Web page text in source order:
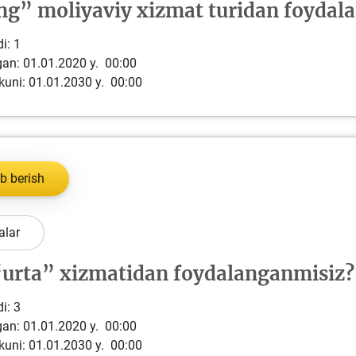
moliyaviy xizmat turidan
1
01.01.2020 y. 00:00
01.01.2030 y. 00:00
berish
xizmatidan foydalanganmisiz?
3
01.01.2020 y. 00:00
01.01.2030 y. 00:00